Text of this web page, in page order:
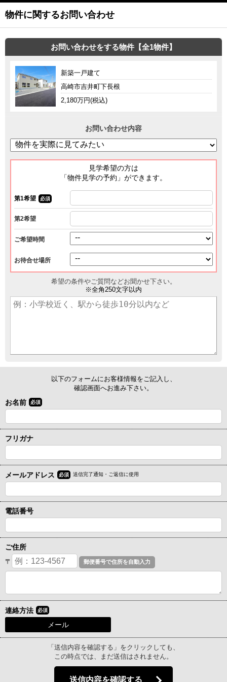
物件に関するお問い合わせ
お問い合わせをする物件【全1物件】
新築一戸建て
高崎市吉井町下長根
2,180万円(税込)
お問い合わせ内容
見学希望の方は
「物件見学の予約」ができます。
第1希望 必須
第2希望
ご希望時間
お待合せ場所
希望の条件やご質問などお聞かせ下さい。
※全角250文字以内
以下のフォームにお客様情報をご記入し、
確認画面へお進み下さい。
お名前 必須
フリガナ
メールアドレス 必須 送信完了通知・ご返信に使用
電話番号
ご住所
〒
連絡方法 必須
メール
「送信内容を確認する」をクリックしても、
この時点では、まだ送信はされません。
送信内容を確認する